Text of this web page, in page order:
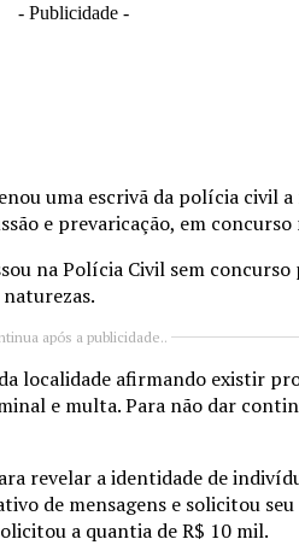
- Publicidade -
uma escrivã da polícia civil
e prevaricação, em
na Polícia Civil sem
após a publicidade..
localidade afirmando existir
e multa. Para não dar
revelar a identidade de
de mensagens e solicitou
a quantia de R$ 10 mil.